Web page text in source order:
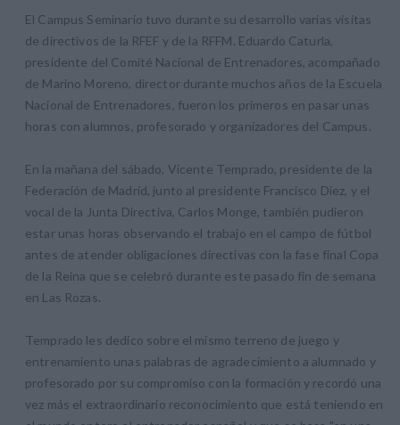
El Campus Seminario tuvo durante su desarrollo varias visitas
de directivos de la RFEF y de la RFFM. Eduardo Caturla,
presidente del Comité Nacional de Entrenadores, acompañado
de Marino Moreno, director durante muchos años de la Escuela
Nacional de Entrenadores, fueron los primeros en pasar unas
horas con alumnos, profesorado y organizadores del Campus.
En la mañana del sábado, Vicente Temprado, presidente de la
Federación de Madrid, junto al presidente Francisco Diez, y el
vocal de la Junta Directiva, Carlos Monge, también pudieron
estar unas horas observando el trabajo en el campo de fútbol
antes de atender obligaciones directivas con la fase final Copa
de la Reina que se celebró durante este pasado fin de semana
en Las Rozas.
Temprado les dedico sobre el mismo terreno de juego y
entrenamiento unas palabras de agradecimiento a alumnado y
profesorado por su compromiso con la formación y recordó una
vez más el extraordinario reconocimiento que está teniendo en